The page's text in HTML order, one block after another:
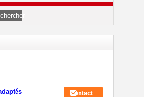
Contact